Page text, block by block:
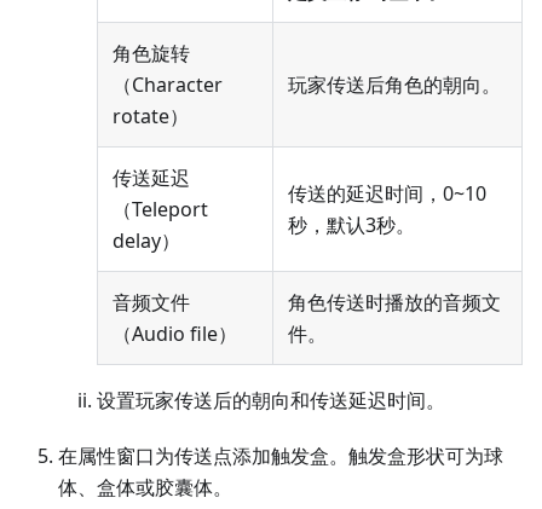
角色旋转
（Character
rotate）
玩家传送后角色的朝向。
传送延迟
（Teleport
delay）
传送的延迟时间，0~10
秒，默认3秒。
音频文件
（Audio file）
角色传送时播放的音频文
件。
设置玩家传送后的朝向和传送延迟时间。
在属性窗口为传送点添加触发盒。触发盒形状可为球
体、盒体或胶囊体。